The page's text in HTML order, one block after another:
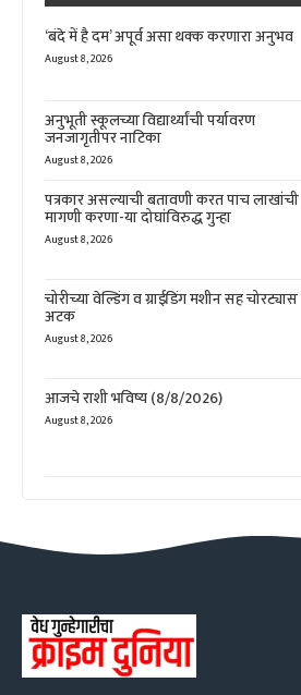
‘बंदे में है दम’ अपूर्व असा थक्क करणारा अनुभव
August 8, 2026
अनुभूती स्कूलच्या विद्यार्थ्यांची पर्यावरण
जनजागृतीपर नाटिका
August 8, 2026
पत्रकार असल्याची बतावणी करत पाच लाखांची
मागणी करणा-या दोघांविरुद्ध गुन्हा
August 8, 2026
चोरीच्या वेल्डिंग व ग्राईडिंग मशीन सह चोरट्यास
अटक
August 8, 2026
आजचे राशी भविष्य (8/8/2026)
August 8, 2026